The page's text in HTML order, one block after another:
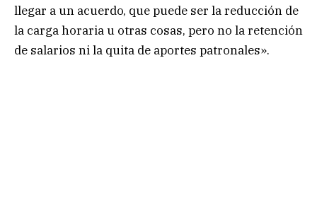
llegar a un acuerdo, que puede ser la reducción de
la carga horaria u otras cosas, pero no la retención
de salarios ni la quita de aportes patronales».